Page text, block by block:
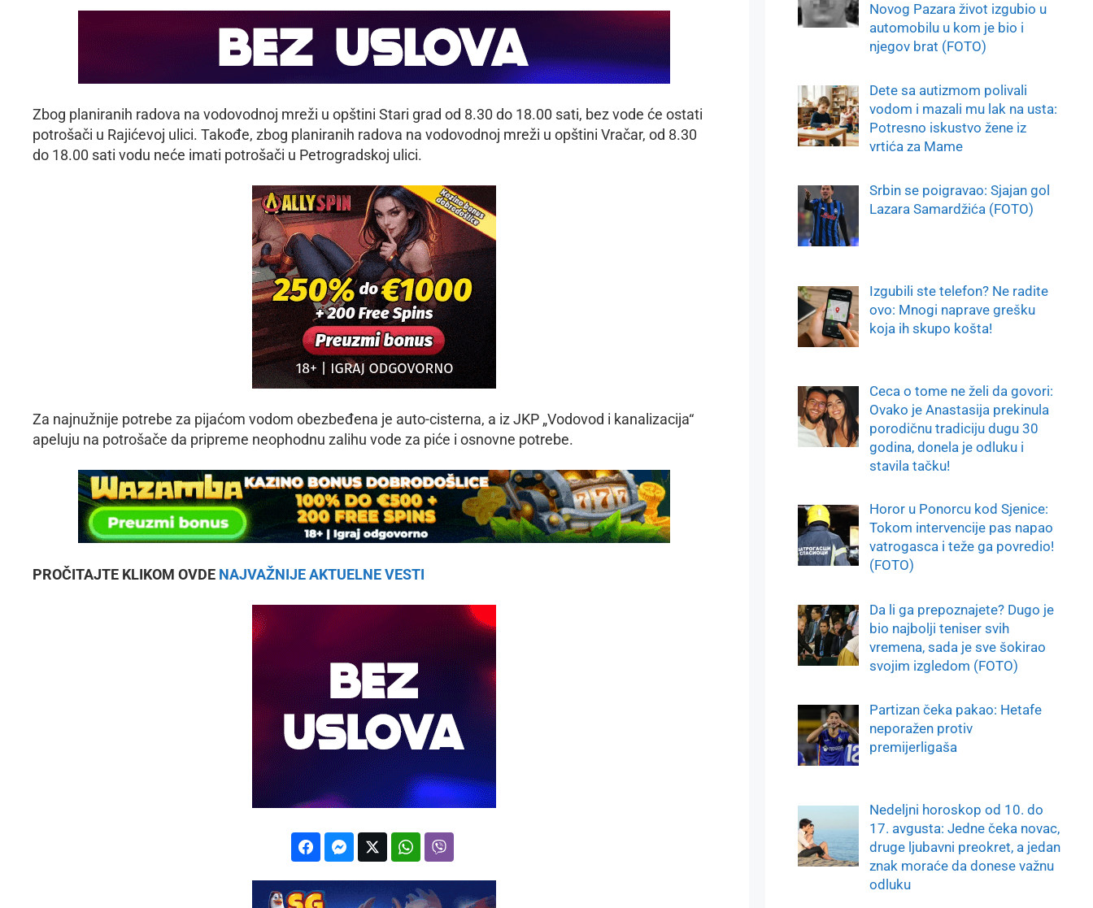
Zbog planiranih radova na vodovodnoj mreži u opštini Stari grad od 8.30 do 18.00 sati, bez vode će ostati
potrošači u Rajićevoj ulici. Takođe, zbog planiranih radova na vodovodnoj mreži u opštini Vračar, od 8.30
do 18.00 sati vodu neće imati potrošači u Petrogradskoj ulici.
Za najnužnije potrebe za pijaćom vodom obezbeđena je auto-cisterna, a iz JKP „Vodovod i kanalizacija“
apeluju na potrošače da pripreme neophodnu zalihu vode za piće i osnovne potrebe.
PROČITAJTE KLIKOM OVDE NAJVAŽNIJE AKTUELNE VESTI
Novog Pazara život izgubio u
automobilu u kom je bio i
njegov brat (FOTO)
Dete sa autizmom polivali
vodom i mazali mu lak na usta:
Potresno iskustvo žene iz
vrtića za Mame
Srbin se poigravao: Sjajan gol
Lazara Samardžića (FOTO)
Izgubili ste telefon? Ne radite
ovo: Mnogi naprave grešku
koja ih skupo košta!
Ceca o tome ne želi da govori:
Ovako je Anastasija prekinula
porodičnu tradiciju dugu 30
godina, donela je odluku i
stavila tačku!
Horor u Ponorcu kod Sjenice:
Tokom intervencije pas napao
vatrogasca i teže ga povredio!
(FOTO)
Da li ga prepoznajete? Dugo je
bio najbolji teniser svih
vremena, sada je sve šokirao
svojim izgledom (FOTO)
Partizan čeka pakao: Hetafe
neporažen protiv
premijerligaša
Nedeljni horoskop od 10. do
17. avgusta: Jedne čeka novac,
druge ljubavni preokret, a jedan
znak moraće da donese važnu
odluku